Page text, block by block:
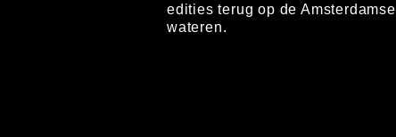
edities terug op de Amsterdamse
wateren.